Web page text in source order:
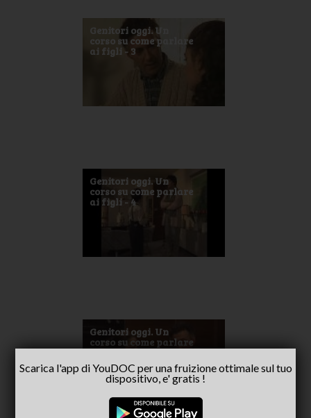
Genitori oggi. Un
corso su come parlare
ai figli - 3
Genitori oggi. Un
corso su come parlare
ai figli - 4
Genitori oggi. Un
corso su come parlare
ai figli - 5
Scarica l'app di YouDOC per una fruizione ottimale sul tuo
dispositivo, e' gratis !